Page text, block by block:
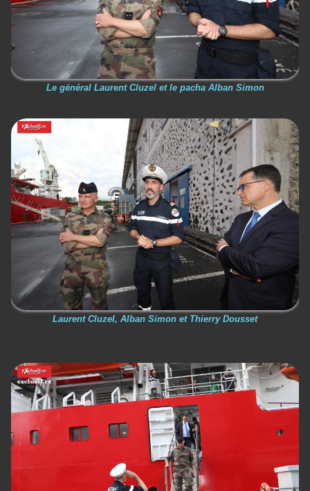
Le général Laurent Cluzel et le pacha Alban Simon
Laurent Cluzel, Alban Simon et Thierry Dousset